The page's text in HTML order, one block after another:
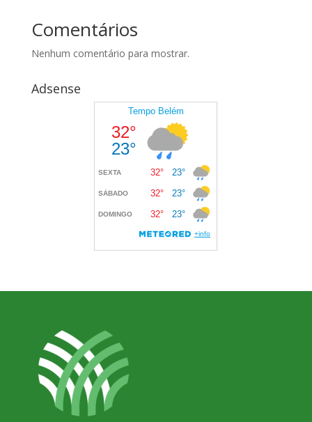
Comentários
Nenhum comentário para mostrar.
Adsense